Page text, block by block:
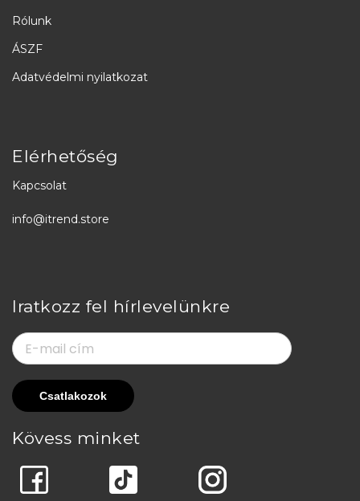
Rólunk
ÁSZF
Adatvédelmi nyilatkozat
Elérhetőség
Kapcsolat
info@itrend.store
Iratkozz fel hírlevelünkre
Kövess minket